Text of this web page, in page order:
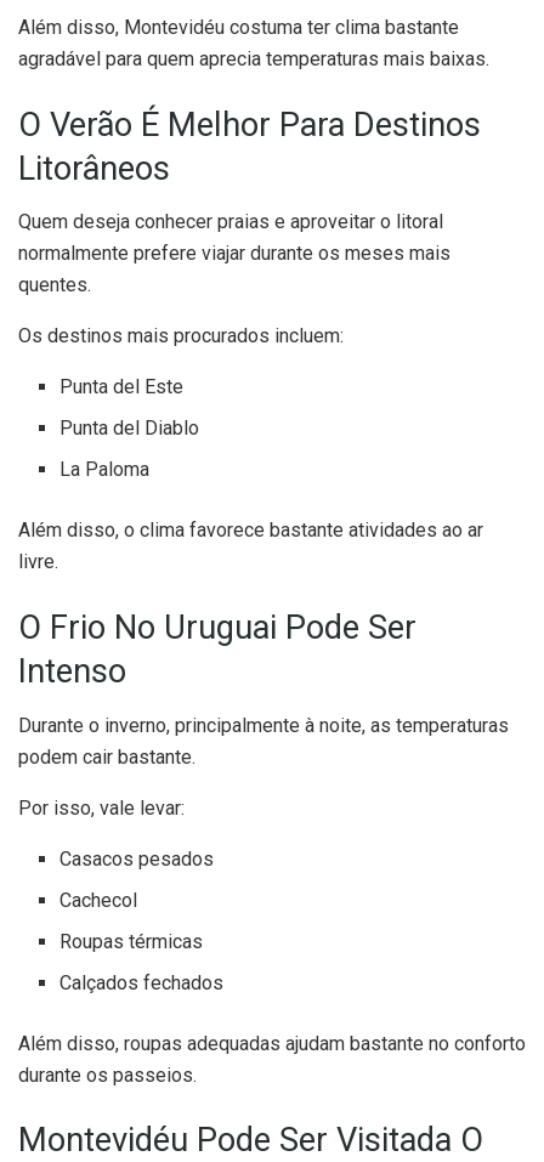
Além disso, Montevidéu costuma ter clima bastante
agradável para quem aprecia temperaturas mais baixas.
O Verão É Melhor Para Destinos
Litorâneos
Quem deseja conhecer praias e aproveitar o litoral
normalmente prefere viajar durante os meses mais
quentes.
Os destinos mais procurados incluem:
Punta del Este
Punta del Diablo
La Paloma
Além disso, o clima favorece bastante atividades ao ar
livre.
O Frio No Uruguai Pode Ser
Intenso
Durante o inverno, principalmente à noite, as temperaturas
podem cair bastante.
Por isso, vale levar:
Casacos pesados
Cachecol
Roupas térmicas
Calçados fechados
Além disso, roupas adequadas ajudam bastante no conforto
durante os passeios.
Montevidéu Pode Ser Visitada O